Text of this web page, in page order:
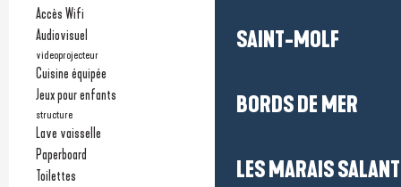
SAINT-MOLF
BORDS DE MER
LES MARAIS
Accès Wifi
Audiovisuel
videoprojecteur
Cuisine équipée
Jeux pour enfants
structure
Lave vaisselle
Paperboard
Toilettes